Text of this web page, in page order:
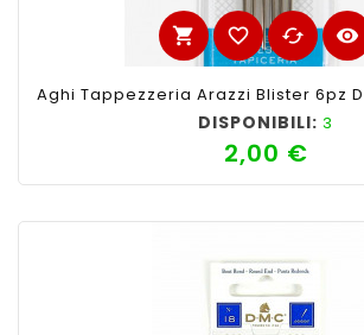
shopping_cart favorite_border cached visibility
DISPONIBILI: 3
2,00 €Prezzo